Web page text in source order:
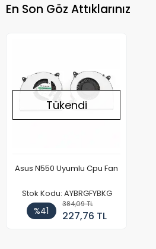
En Son Göz Attıklarınız
Tükendi
Asus N550 Uyumlu Cpu Fan
Stok Kodu: AYBRGFYBKG
%41
384,09 TL
227,76 TL